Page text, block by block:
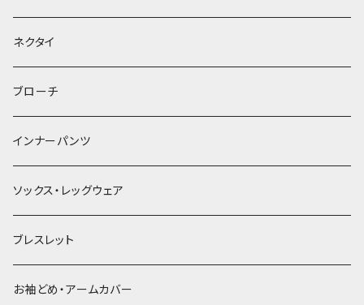
ヘッドドレス・カチューシャ
ヘアゴム
簪
ネクタイ
ブローチ
インナーパンツ
ソックス・レッグウェア
ブレスレット
お袖どめ・アームカバー